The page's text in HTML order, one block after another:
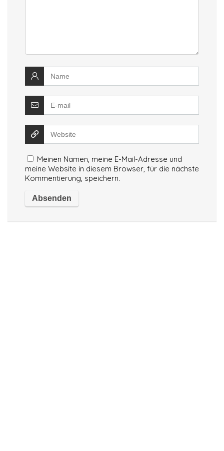
Meinen Namen, meine E-Mail-Adresse und
meine Website in diesem Browser, für die nächste
Kommentierung, speichern.